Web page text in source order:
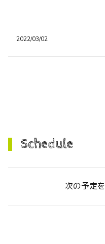
2022/03/02
Schedule
次の予定